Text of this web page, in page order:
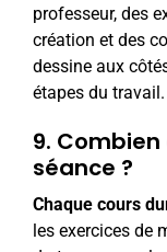
professeur, des
création et des
dessine aux
étapes du travail.
9.
séance ?
Chaque cours
les exercices de